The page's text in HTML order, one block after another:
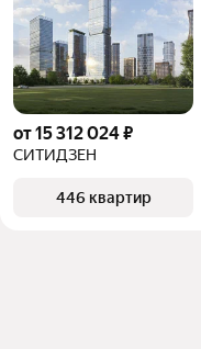
от 15 312 024 ₽
СИТИДЗЕН
446 квартир